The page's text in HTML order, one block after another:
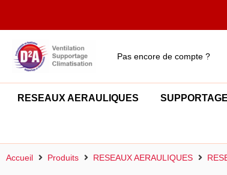
Pas encore de compte ?
RESEAUX AERAULIQUES
Accueil Produits RESEAUX AERAULIQUES